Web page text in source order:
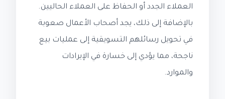
العملاء الجدد أو الحفاظ على العملاء الحاليين.
بالإضافة إلى ذلك، يجد أصحاب الأعمال صعوبة
في تحويل رسائلهم التسويقية إلى عمليات بيع
ناجحة، مما يؤدي إلى خسارة في الإيرادات
والموارد.